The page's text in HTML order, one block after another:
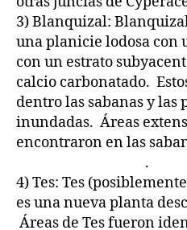
3) Blanquizal:
una planicie lodosa con
con un estrato
calcio carbonatado.
dentro las sabanas y
inundadas. Áreas
encontraron en las
.
4) Tes: Tes
es una nueva planta
Áreas de Tes fueron